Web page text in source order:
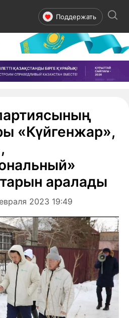
Поддержать
«Күйгенжар»,
аралады
2023 19:49